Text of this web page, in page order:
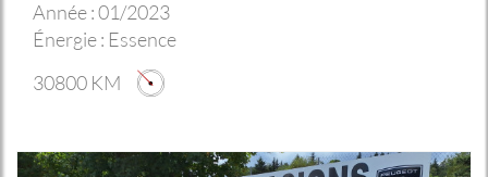
Année :01/2023
Énergie : Essence
30800 KM